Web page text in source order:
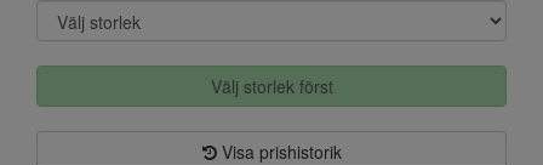
Välj storlek först
Visa prishistorik